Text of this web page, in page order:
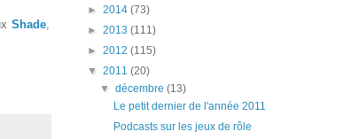
Shade
► 2014 (73)
► 2013 (111)
► 2012 (115)
▼ 2011 (20)
▼décembre(13)
Le petit dernier de l'année 2011
Podcasts sur les jeux de rôle